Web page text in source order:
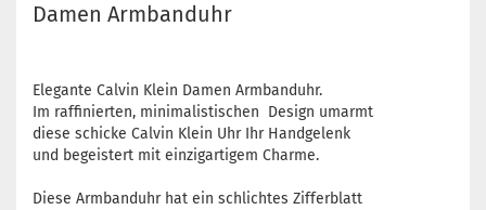
Damen Armbanduhr
Elegante Calvin Klein Damen Armbanduhr.
Im raffinierten, minimalistischen Design umarmt
diese schicke Calvin Klein Uhr Ihr Handgelenk
und begeistert mit einzigartigem Charme.
Diese Armbanduhr hat ein schlichtes Zifferblatt